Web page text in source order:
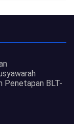
Penetapan BLT-